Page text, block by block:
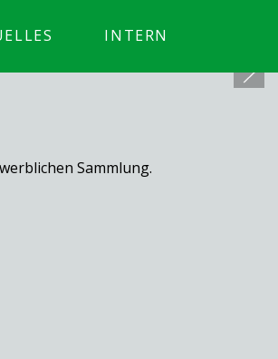
INTERN
Sammlung.